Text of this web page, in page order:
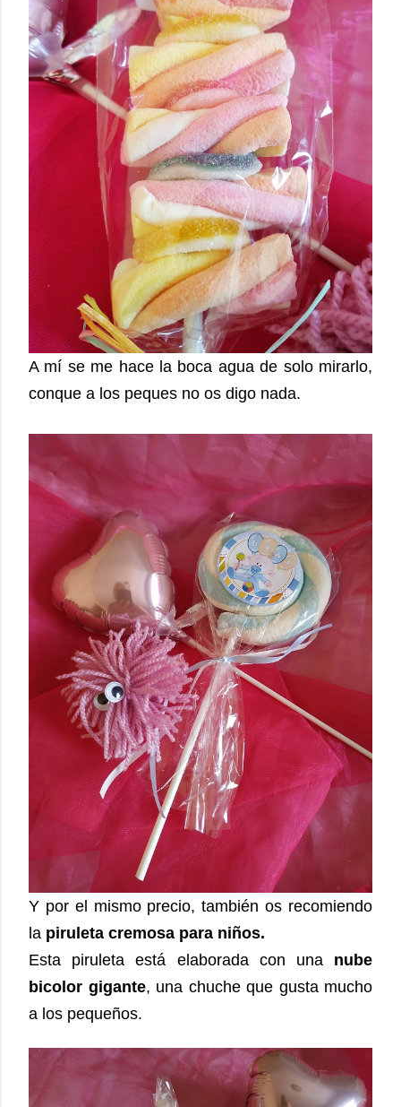
A mí se me hace la boca agua de solo mirarlo,
conque a los peques no os digo nada.
Y por el mismo precio, también os recomiendo
la piruleta cremosa para niños.
Esta piruleta está elaborada con una nube
bicolor gigante, una chuche que gusta mucho
a los pequeños.